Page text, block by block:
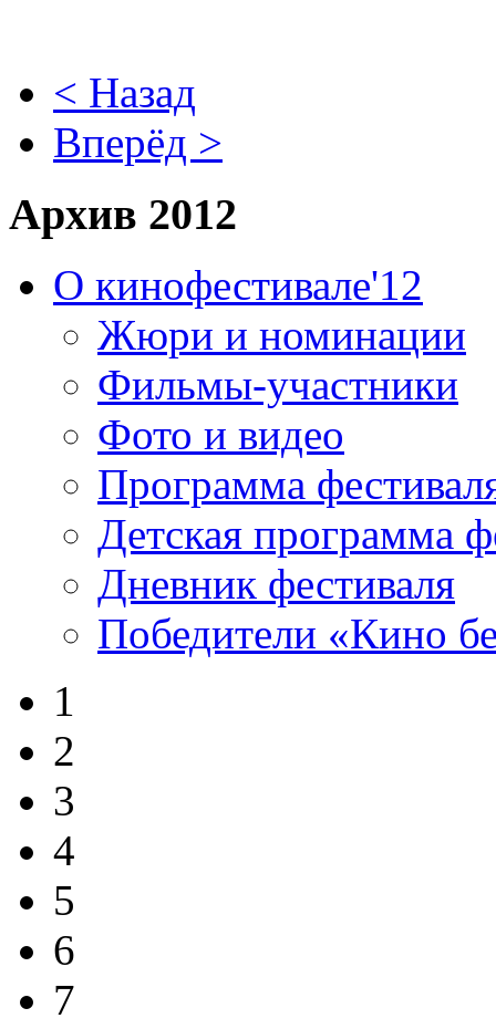
< Назад
Вперёд >
Архив 2012
О кинофестивале'12
Жюри и номинации
Фильмы-участники
Фото и видео
Программа
Детская программа
Дневник фестиваля
Победители «Кино
1
2
3
4
5
6
7